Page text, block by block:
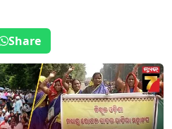
Share